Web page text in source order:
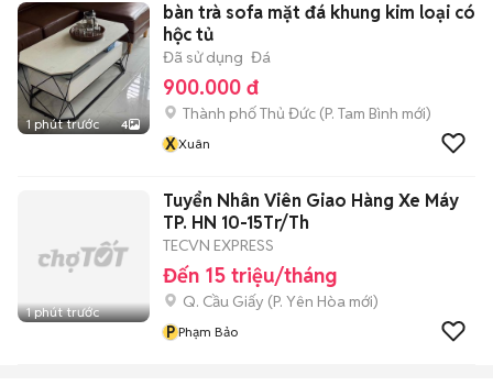
1 phút trước 4
bàn trà sofa mặt đá khung kim loại có
hộc tủ
Đã sử dụng Đá
900.000 đ
Thành phố Thủ Đức (P. Tam Bình mới)
XXuân
1 phút trước
Tuyển Nhân Viên Giao Hàng Xe Máy
TP. HN 10-15Tr/Th
TECVN EXPRESS
Đến 15 triệu/tháng
Q. Cầu Giấy (P. Yên Hòa mới)
P Phạm Bảo